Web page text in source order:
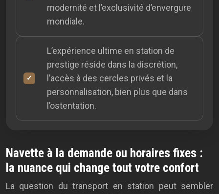
modernité et l’exclusivité d’envergure
mondiale.
L’expérience ultime en station de
prestige réside dans la discrétion,
l’accès à des cercles privés et la
personnalisation, bien plus que dans
l’ostentation.
Navette à la demande ou horaires fixes :
la nuance qui change tout votre confort
La question du transport en station peut sembler